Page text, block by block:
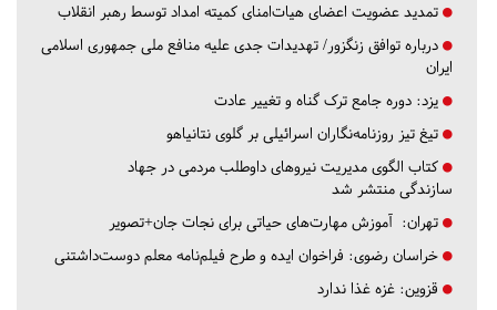
تمدید عضویت اعضای هیات‌امنای کمیته امداد توسط رهبر انقلاب
درباره توافق زنگزور/ تهدیدات جدی علیه منافع ملی جمهوری اسلامی
ایران
یزد: دوره جامع ترک گناه و تغییر عادت
تیغ تیز روزنامه‌نگاران اسرائیلی بر گلوی نتانیاهو
کتاب الگوی مدیریت نیروهای داوطلب مردمی در جهاد
سازندگی منتشر شد
تهران: آموزش مهارت‌های حیاتی برای نجات جان+تصویر
خراسان رضوی: فراخوان ایده و طرح فیلم‌نامه معلم دوست‌داشتنی
قزوین: غزه غذا ندارد